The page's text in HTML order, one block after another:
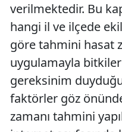
verilmektedir. Bu
hangi il ve ilçede
göre tahmini hasat
uygulamayla
gereksinim
faktörler göz
zamanı tahmini